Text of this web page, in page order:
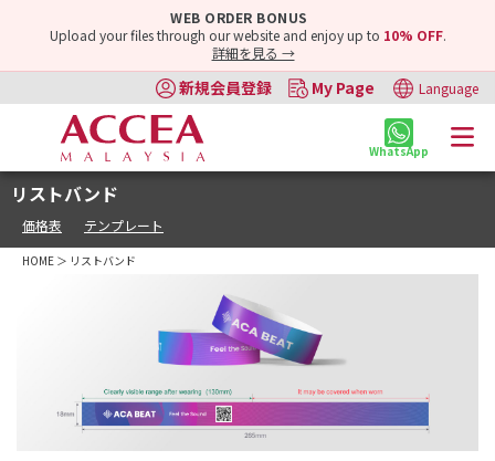
WEB ORDER BONUS
Upload your files through our website and enjoy up to 10% OFF.
詳細を見る →
新規会員登録 My Page Language
WhatsApp
リストバンド
価格表 テンプレート
HOME ＞ リストバンド